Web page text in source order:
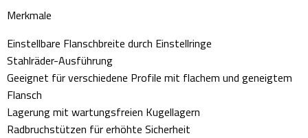
Merkmale
Einstellbare Flanschbreite durch Einstellringe
Stahlräder-Ausführung
Geeignet für verschiedene Profile mit flachem und geneigtem
Flansch
Lagerung mit wartungsfreien Kugellagern
Radbruchstützen für erhöhte Sicherheit